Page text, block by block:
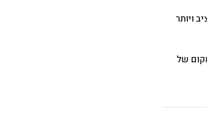
ויותר
של